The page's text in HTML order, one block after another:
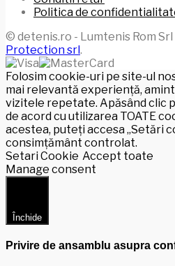
Politica de
© detenis.ro - Lumtenis Rom
Protection srl .
Folosim cookie-uri pe site-ul
mai relevantă experiență,
vizitele repetate. Apăsând clic
de acord cu utilizarea TOATE
acestea, puteți accesa „Setări
consimțământ controlat.
Setari Cookie Accept toate
Manage consent
Închide
Privire de ansamblu asupra